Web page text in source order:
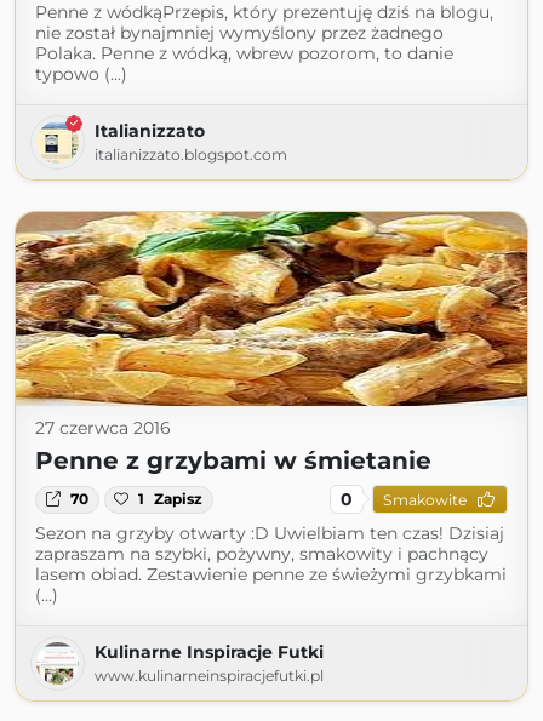
Penne z wódkąPrzepis, który prezentuję dziś na blogu,
nie został bynajmniej wymyślony przez żadnego
Polaka. Penne z wódką, wbrew pozorom, to danie
typowo (...)
Italianizzato
italianizzato.blogspot.com
27 czerwca 2016
Penne z grzybami w śmietanie
70 1 Zapisz 0 Smakowite
Sezon na grzyby otwarty :D Uwielbiam ten czas! Dzisiaj
zapraszam na szybki, pożywny, smakowity i pachnący
lasem obiad. Zestawienie penne ze świeżymi grzybkami
(...)
Kulinarne Inspiracje Futki
www.kulinarneinspiracjefutki.pl